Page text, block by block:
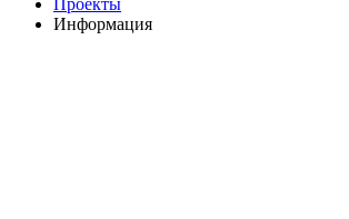
Проекты
Информация